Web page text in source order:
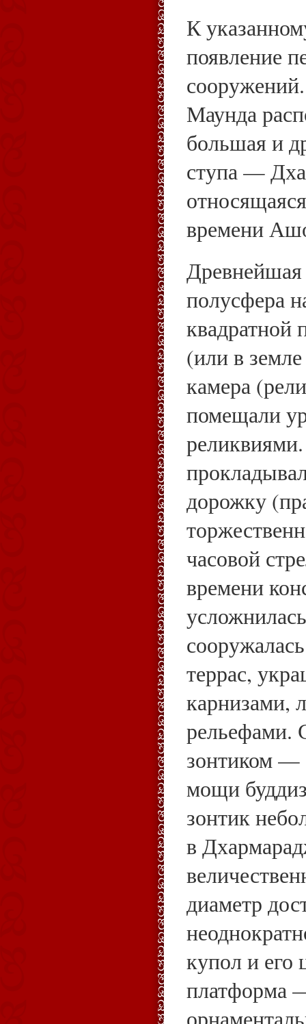
К
появление
Маунда
большая и
ступа —
времени
полусфера
квадратной
(или в
камера
помещали
дорожку
часовой
времени
террас,
карнизами,
рельефами.
зонтиком —
мощи
зонтик
в
диаметр
купол и
платформа